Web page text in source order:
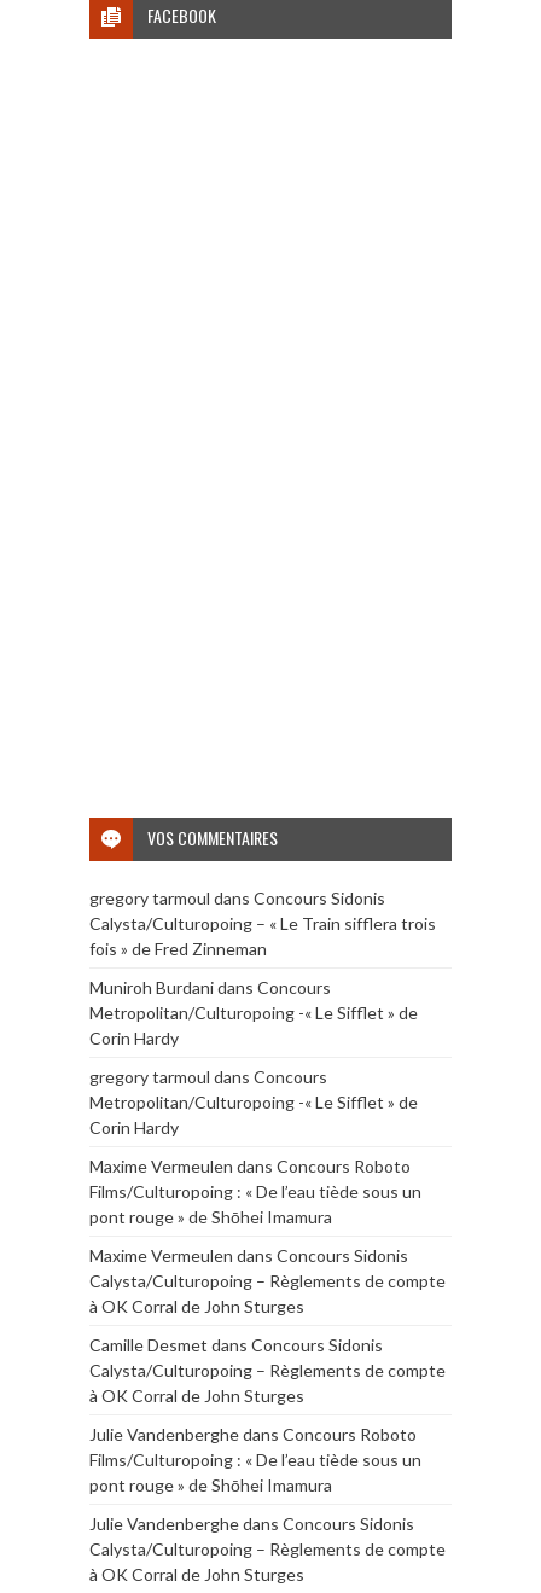
FACEBOOK
VOS COMMENTAIRES
gregory tarmoul dans Concours Sidonis
Calysta/Culturopoing – « Le Train sifflera trois
fois » de Fred Zinneman
Muniroh Burdanidans Concours
Metropolitan/Culturopoing -« Le Sifflet » de
Corin Hardy
gregory tarmoul dans Concours
Metropolitan/Culturopoing -« Le Sifflet » de
Corin Hardy
Maxime Vermeulen dans Concours Roboto
Films/Culturopoing : « De l’eau tiède sous un
pont rouge » de Shōhei Imamura
Maxime Vermeulen dans Concours Sidonis
Calysta/Culturopoing – Règlements de compte
à OK Corral de John Sturges
Camille Desmet dans Concours Sidonis
Calysta/Culturopoing – Règlements de compte
à OK Corral de John Sturges
Julie Vandenberghedans Concours Roboto
Films/Culturopoing : « De l’eau tiède sous un
pont rouge » de Shōhei Imamura
Julie Vandenberghedans Concours Sidonis
Calysta/Culturopoing – Règlements de compte
à OK Corral de John Sturges